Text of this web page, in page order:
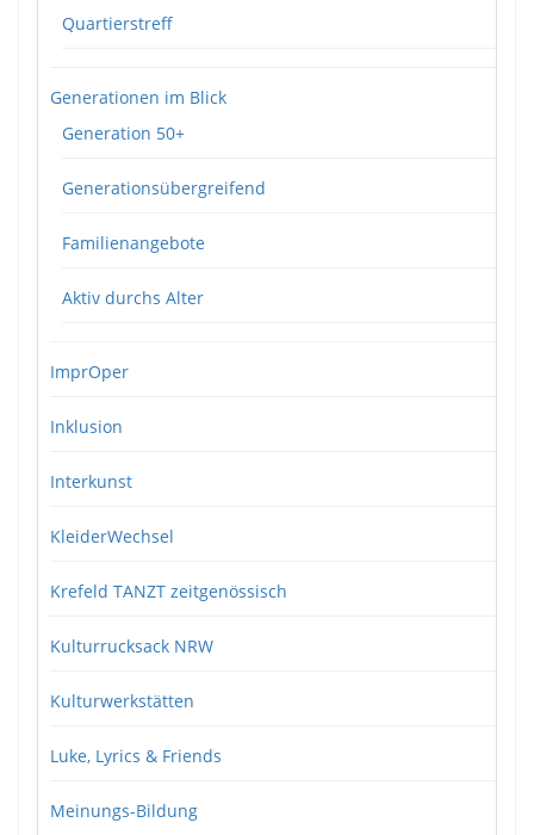
Quartierstreff
Generationen im Blick
Generation 50+
Generationsübergreifend
Familienangebote
Aktiv durchs Alter
ImprOper
Inklusion
Interkunst
KleiderWechsel
Krefeld TANZT zeitgenössisch
Kulturrucksack NRW
Kulturwerkstätten
Luke, Lyrics & Friends
Meinungs-Bildung